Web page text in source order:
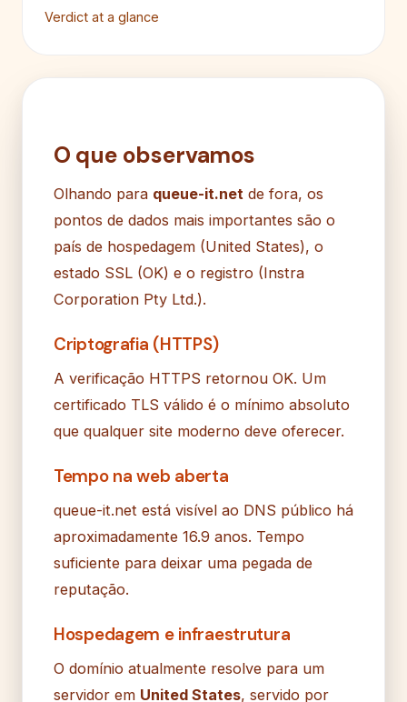
Verdict at a glance
O que observamos
Olhando para queue-it.net de fora, os
pontos de dados mais importantes são o
país de hospedagem (United States), o
estado SSL (OK) e o registro (Instra
Corporation Pty Ltd.).
Criptografia (HTTPS)
A verificação HTTPS retornou OK. Um
certificado TLS válido é o mínimo absoluto
que qualquer site moderno deve oferecer.
Tempo na web aberta
queue-it.net está visível ao DNS público há
aproximadamente 16.9 anos. Tempo
suficiente para deixar uma pegada de
reputação.
Hospedagem e infraestrutura
O domínio atualmente resolve para um
servidor em United States, servido por